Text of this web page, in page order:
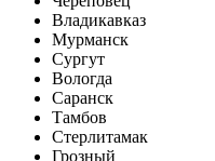
Владикавказ
Мурманск
Сургут
Вологда
Саранск
Тамбов
Стерлитамак
Грозный